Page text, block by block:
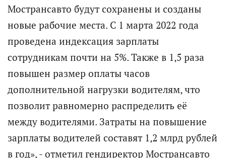
Мострансавто будут сохранены и созданы
новые рабочие места. С 1 марта 2022 года
проведена индексация зарплаты
сотрудникам почти на 5%. Также в 1,5 раза
повышен размер оплаты часов
дополнительной нагрузки водителям, что
позволит равномерно распределить её
между водителями. Затраты на повышение
зарплаты водителей составят 1,2 млрд рублей
в год», - отметил гендиректор Мострансавто